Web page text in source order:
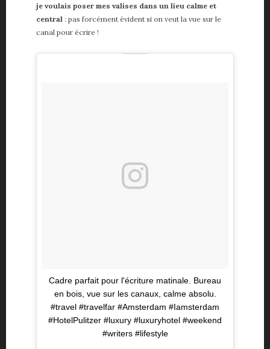
je voulais poser mes valises dans un lieu calme et
central : pas forcément évident si on veut la vue sur le
canal pour écrire !
Cadre parfait pour l'écriture matinale. Bureau
en bois, vue sur les canaux, calme absolu.
#travel #travelfar #Amsterdam #Iamsterdam
#HotelPulitzer #luxury #luxuryhotel #weekend
#writers #lifestyle